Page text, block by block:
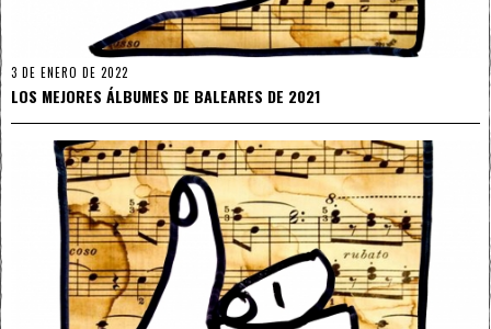
3 DE ENERO DE 2022
LOS MEJORES ÁLBUMES DE BALEARES DE 2021